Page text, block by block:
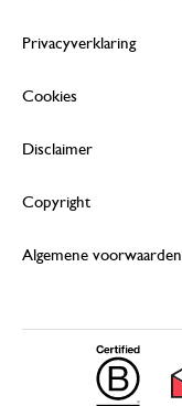
Privacyverklaring
Cookies
Disclaimer
Copyright
Algemene voorwaarden